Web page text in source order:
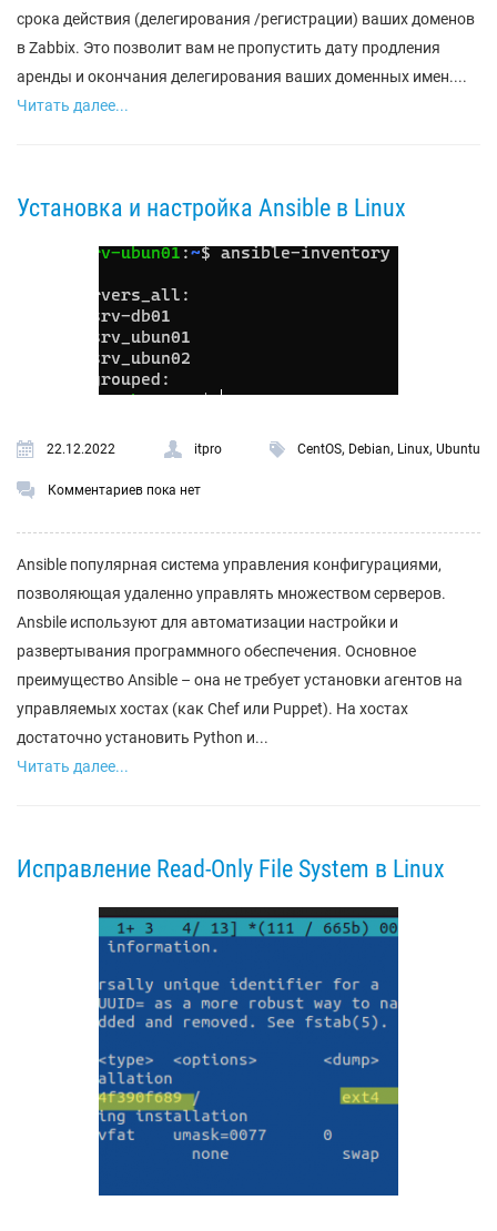
срока действия (делегирования /регистрации) ваших доменов
в Zabbix. Это позволит вам не пропустить дату продления
аренды и окончания делегирования ваших доменных имен....
Читать далее...
Установка и настройка Ansible в Linux
22.12.2022 itpro CentOS, Debian, Linux, Ubuntu
Комментариев пока нет
Ansible популярная система управления конфигурациями,
позволяющая удаленно управлять множеством серверов.
Ansbile используют для автоматизации настройки и
развертывания программного обеспечения. Основное
преимущество Ansible – она не требует установки агентов на
управляемых хостах (как Chef или Puppet). На хостах
достаточно установить Python и...
Читать далее...
Исправление Read-Only File System в Linux